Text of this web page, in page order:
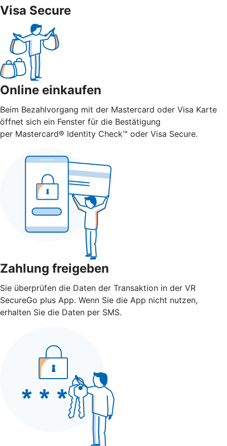
Visa Secure
Online einkaufen
Beim Bezahlvorgang mit der Mastercard oder Visa Karte
öffnet sich ein Fenster für die Bestätigung
per Mastercard® Identity Check™ oder Visa Secure.
Zahlung freigeben
Sie überprüfen die Daten der Transaktion in der VR
SecureGo plus App. Wenn Sie die App nicht nutzen,
erhalten Sie die Daten per SMS.